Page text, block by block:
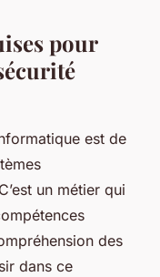
pour
est de
un métier qui
des
dans ce